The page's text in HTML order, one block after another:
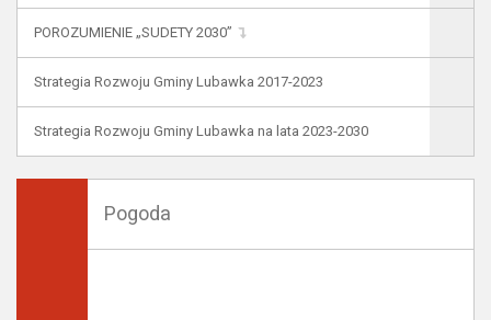
POROZUMIENIE „SUDETY 2030”
Strategia Rozwoju Gminy Lubawka 2017-2023
Strategia Rozwoju Gminy Lubawka na lata 2023-2030
Pogoda